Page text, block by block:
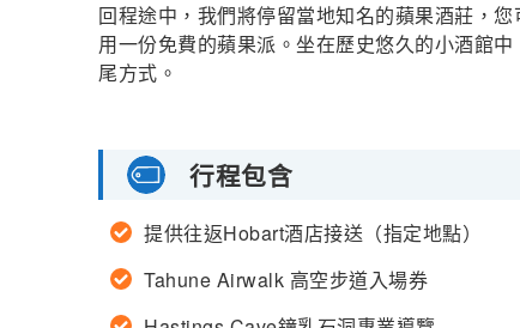
回程途中，我們將停留當地知名的蘋果酒莊，
用一份免費的蘋果派。坐在歷史悠久的小酒館
尾方式。
行程包含
提供往返Hobart酒店接送（指定地點）
Tahune Airwalk 高空步道入場券